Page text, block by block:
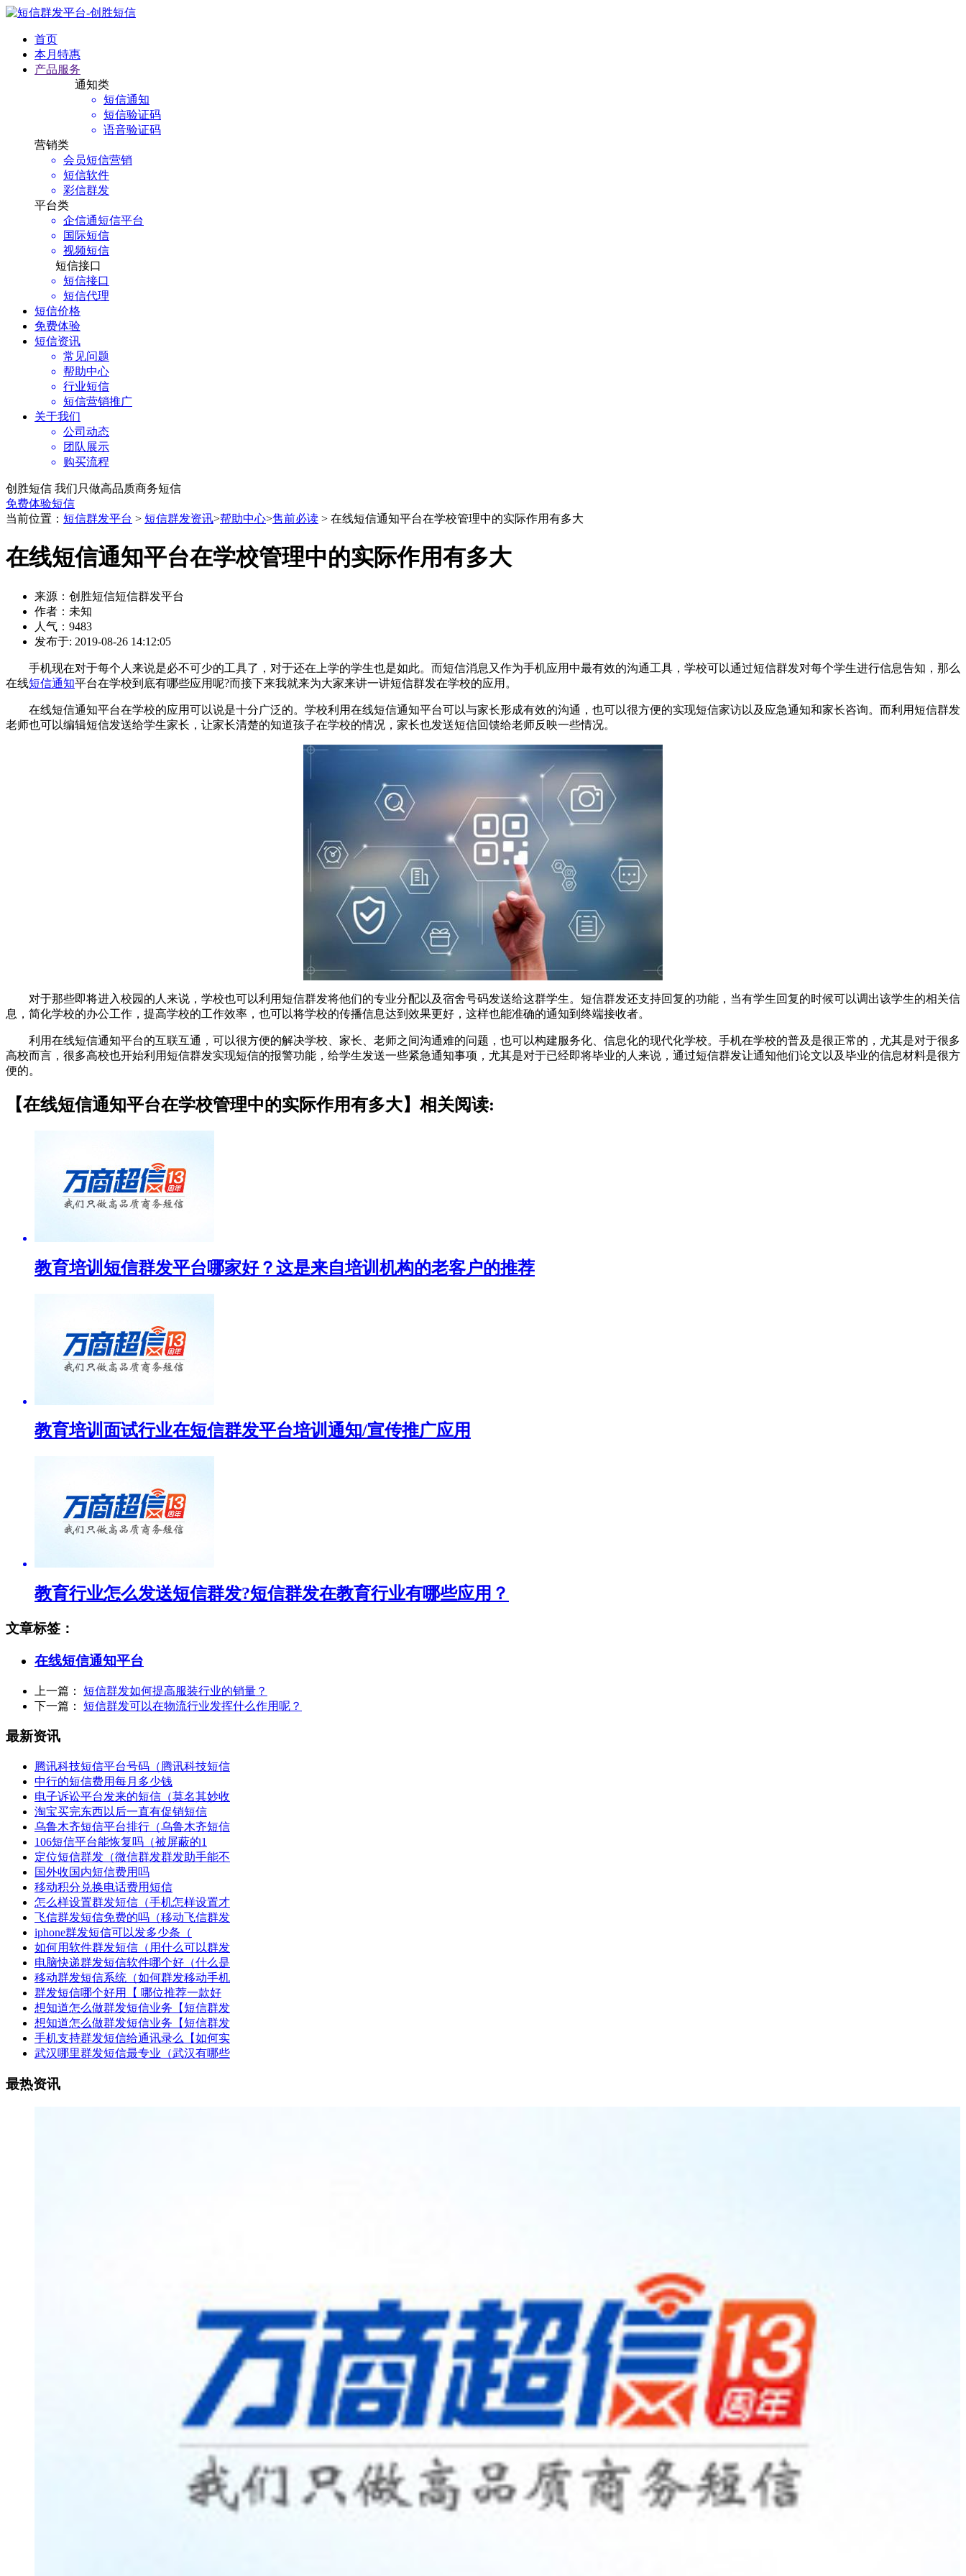
首页
本月特惠
产品服务
通知类
短信通知
短信验证码
语音验证码
营销类
会员短信营销
短信软件
彩信群发
平台类
企信通短信平台
国际短信
视频短信
短信接口
短信接口
短信代理
短信价格
免费体验
短信资讯
常见问题
帮助中心
行业短信
短信营销推广
关于我们
公司动态
团队展示
购买流程
创胜短信 我们只做高品质商务短信
免费体验短信
当前位置： 短信群发平台 > 短信群发资讯>帮助中心>售前必读 > 在线短信通知平台在学校管理中的实际作用有多大
在线短信通知平台在学校管理中的实际作用有多大
来源：创胜短信短信群发平台
作者：未知
人气：9483
发布于: 2019-08-26 14:12:05
手机现在对于每个人来说是必不可少的工具了，对于还在上学的学生也是如此。而短信消息又作为手机应用中最有效的沟通工具，学校可以通过短信群发对每个学生进行信息告知，那么
在线短信通知平台在学校到底有哪些应用呢?而接下来我就来为大家来讲一讲短信群发在学校的应用。
在线短信通知平台在学校的应用可以说是十分广泛的。学校利用在线短信通知平台可以与家长形成有效的沟通，也可以很方便的实现短信家访以及应急通知和家长咨询。而利用短信群发
老师也可以编辑短信发送给学生家长，让家长清楚的知道孩子在学校的情况，家长也发送短信回馈给老师反映一些情况。
对于那些即将进入校园的人来说，学校也可以利用短信群发将他们的专业分配以及宿舍号码发送给这群学生。短信群发还支持回复的功能，当有学生回复的时候可以调出该学生的相关信
息，简化学校的办公工作，提高学校的工作效率，也可以将学校的传播信息达到效果更好，这样也能准确的通知到终端接收者。
利用在线短信通知平台的互联互通，可以很方便的解决学校、家长、老师之间沟通难的问题，也可以构建服务化、信息化的现代化学校。手机在学校的普及是很正常的，尤其是对于很多
高校而言，很多高校也开始利用短信群发实现短信的报警功能，给学生发送一些紧急通知事项，尤其是对于已经即将毕业的人来说，通过短信群发让通知他们论文以及毕业的信息材料是很方
便的。
【在线短信通知平台在学校管理中的实际作用有多大】相关阅读:
教育培训短信群发平台哪家好？这是来自培训机构的老客户的推荐
教育培训面试行业在短信群发平台培训通知/宣传推广应用
教育行业怎么发送短信群发?短信群发在教育行业有哪些应用？
文章标签：
在线短信通知平台
上一篇： 短信群发如何提高服装行业的销量？
下一篇： 短信群发可以在物流行业发挥什么作用呢？
最新资讯
腾讯科技短信平台号码（腾讯科技短信
中行的短信费用每月多少钱
电子诉讼平台发来的短信（莫名其妙收
淘宝买完东西以后一直有促销短信
乌鲁木齐短信平台排行（乌鲁木齐短信
106短信平台能恢复吗（被屏蔽的1
定位短信群发（微信群发群发助手能不
国外收国内短信费用吗
移动积分兑换电话费用短信
怎么样设置群发短信（手机怎样设置才
飞信群发短信免费的吗（移动飞信群发
iphone群发短信可以发多少条（
如何用软件群发短信（用什么可以群发
电脑快递群发短信软件哪个好（什么是
移动群发短信系统（如何群发移动手机
群发短信哪个好用【 哪位推荐一款好
想知道怎么做群发短信业务【短信群发
想知道怎么做群发短信业务【短信群发
手机支持群发短信给通讯录么【如何实
武汉哪里群发短信最专业（武汉有哪些
最热资讯